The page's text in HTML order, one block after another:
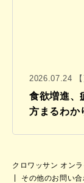
2026.07.24 【
食欲増進
方まるわか
クロワッサン オン
その他のお問い合